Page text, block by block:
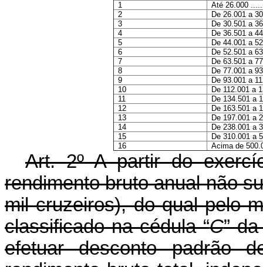
1
Até 26.000
2
De 26.001 a
3
De 30.501 a
4
De 36.501 a
5
De 44.001 a
6
De 52.501 a
7
De 63.501 a
8
De 77.001 a
9
De 93.001 a
10
De 112.001 a
11
De 134.501
12
De 163.501
13
De 197.001
14
De 238.001
15
De 310.001
16
Acima de
Art. 2º A partir do
rendimento bruto anual não
mil cruzeiros), do qual pelo
classificado na cédula “C”
efetuar desconto padrão